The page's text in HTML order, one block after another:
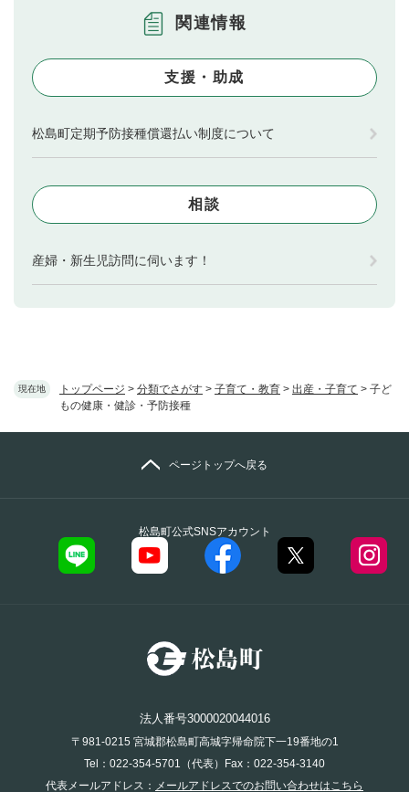
現在地 トップページ > 分類でさがす > 子育て・教育 > 出産・子育て > 子ど
もの健康・健診・予防接種
関連情報
支援・助成
松島町定期予防接種償還払い制度について
相談
産婦・新生児訪問に伺います！
松島町公式SNSアカウント
ページトップへ戻る
法人番号3000020044016
〒981-0215 宮城郡松島町高城字帰命院下一19番地の1
Tel：022-354-5701（代表）Fax：022-354-3140
代表メールアドレス： メールアドレスでのお問い合わせはこちら